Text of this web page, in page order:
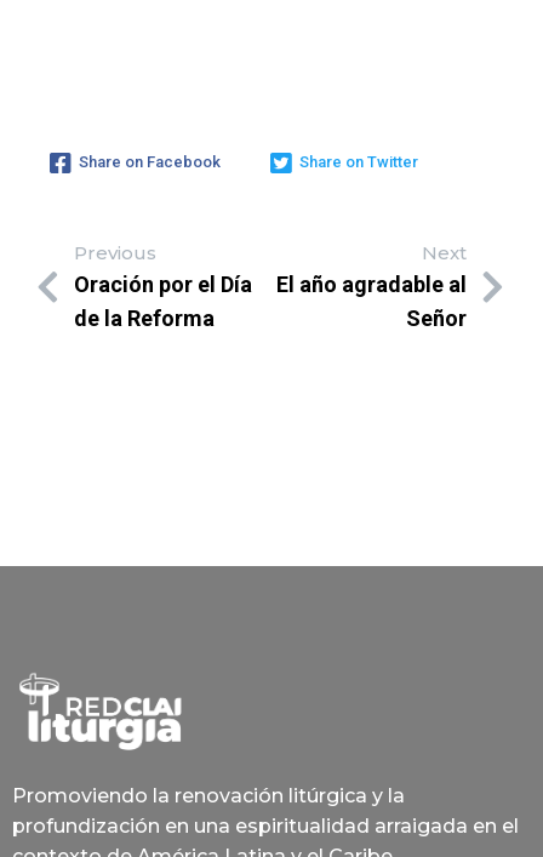
Share on Facebook Share on Twitter
Previous
Oración por el Día
de la Reforma
Next
El año agradable al
Señor
Promoviendo la renovación litúrgica y la
profundización en una espiritualidad arraigada en el